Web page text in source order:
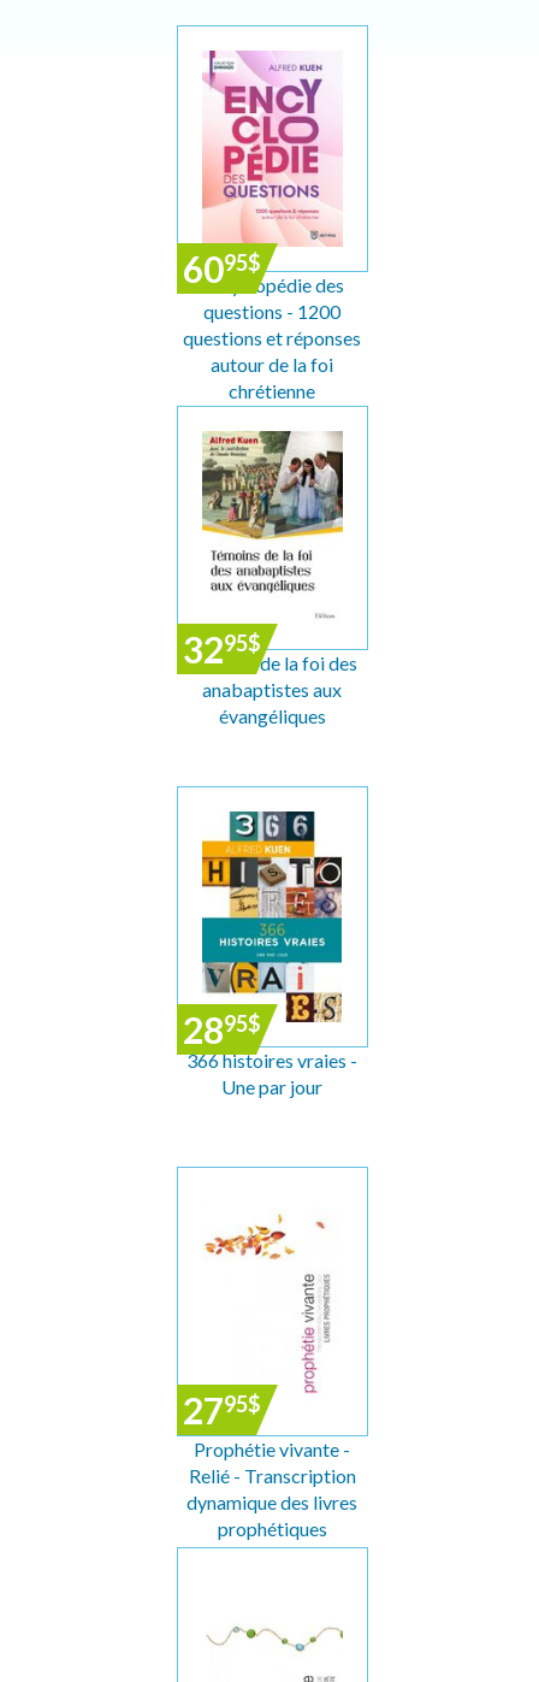
6095$
Encyclopédie des
questions - 1200
questions et réponses
autour de la foi
chrétienne
3295$
Témoins de la foi des
anabaptistes aux
évangéliques
2895$
366 histoires vraies -
Une par jour
2795$
Prophétie vivante -
Relié - Transcription
dynamique des livres
prophétiques